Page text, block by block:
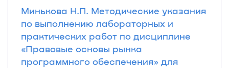
Минькова Н.П. Методические указания
по выполнению лабораторных и
практических работ по дисциплине
«Правовые основы рынка
программного обеспечения» для